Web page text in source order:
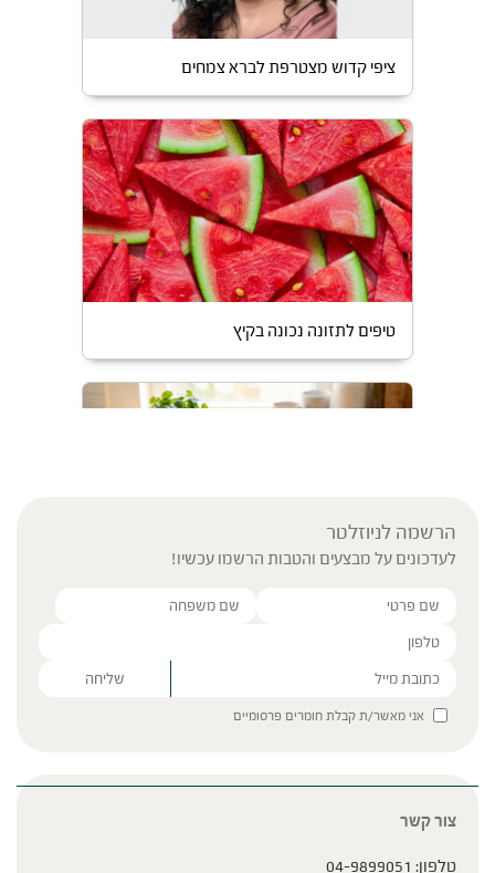
ציפי קדוש מצטרפת לברא צמחים
טיפים לתזונה נכונה בקיץ
הרשמה לניוזלטר
לעדכונים על מבצעים והטבות הרשמו עכשיו!
Please leave this field empty.
אני מאשר/ת קבלת חומרים פרסומיים
צור קשר
טלפון: 04-9899051